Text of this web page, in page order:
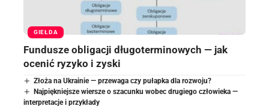
GIEŁDA
Fundusze obligacji długoterminowych — jak
ocenić ryzyko i zyski
Złoża na Ukrainie — przewaga czy pułapka dla rozwoju?
Najpiękniejsze wiersze o szacunku wobec drugiego człowieka —
interpretacje i przykłady